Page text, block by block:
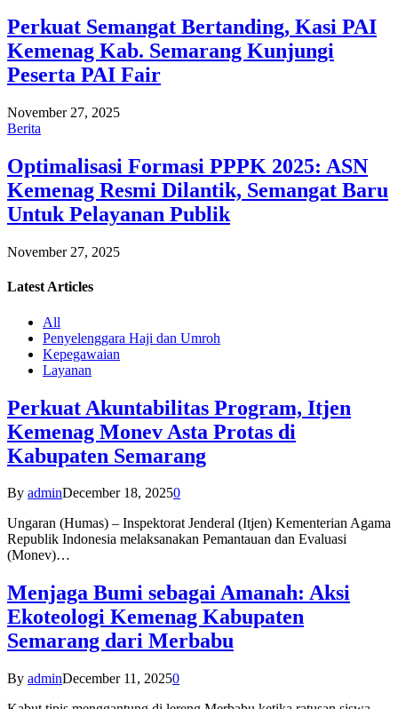
Perkuat Semangat Bertanding, Kasi PAI
Kemenag Kab. Semarang Kunjungi
Peserta PAI Fair
November 27, 2025
Berita
Optimalisasi Formasi PPPK 2025: ASN
Kemenag Resmi Dilantik, Semangat Baru
Untuk Pelayanan Publik
November 27, 2025
Latest Articles
All
Penyelenggara Haji dan Umroh
Kepegawaian
Layanan
Perkuat Akuntabilitas Program, Itjen
Kemenag Monev Asta Protas di
Kabupaten Semarang
By adminDecember 18, 20250
Ungaran (Humas) – Inspektorat Jenderal (Itjen) Kementerian Agama
Republik Indonesia melaksanakan Pemantauan dan Evaluasi
(Monev)…
Menjaga Bumi sebagai Amanah: Aksi
Ekoteologi Kemenag Kabupaten
Semarang dari Merbabu
By adminDecember 11, 20250